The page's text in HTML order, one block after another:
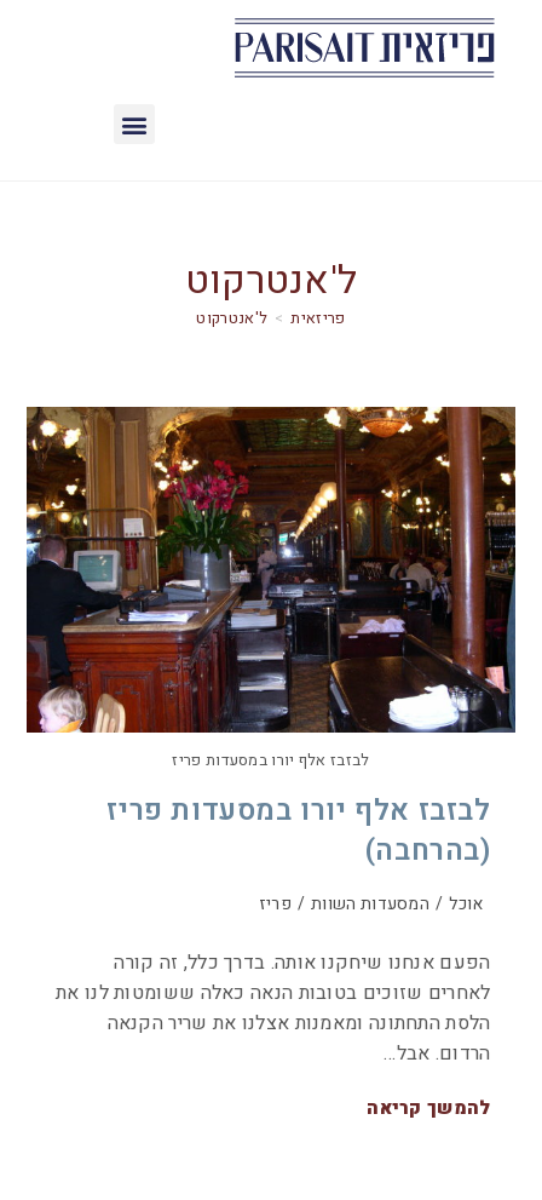
ל'אנטרקוט
> ל'אנטרקוט
לבזבז אלף יורו במסעדות פריז
לבזבז אלף יורו במסעדות פריז
(בהרחבה)
אוכל / המסעדות השוות / פריז
הפעם אנחנו שיחקנו אותה. בדרך כלל, זה קורה
לאחרים שזוכים בטובות הנאה כאלה ששומטות לנו את
הלסת התחתונה ומאמנות אצלנו את שריר הקנאה
הרדום. אבל…
להמשך קריאה